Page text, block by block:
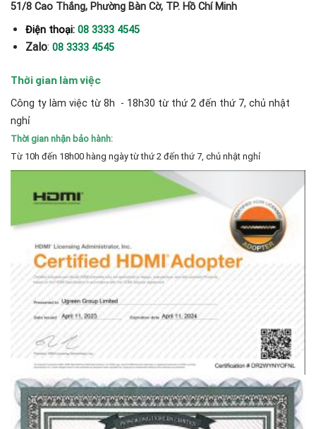
51/8 Cao Thắng, Phường Bàn Cờ, TP. Hồ Chí Minh
Điện thoại: 08 3333 4545
Zalo: 08 3333 4545
Thời gian làm việc
Công ty làm việc từ 8h - 18h30 từ thứ 2 đến thứ 7, chủ nhật
nghỉ
Thời gian nhận bảo hành:
Từ 10h đến 18h00 hàng ngày từ thứ 2 đến thứ 7, chủ nhật nghỉ